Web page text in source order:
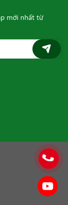
mới nhất từ